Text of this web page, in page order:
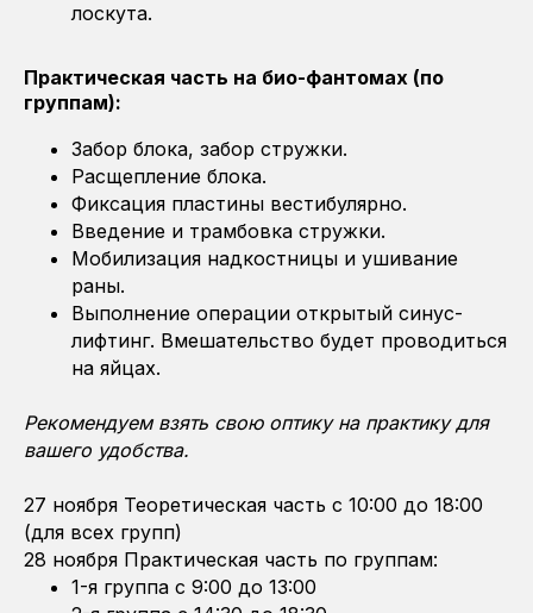
лоскута.
Практическая часть на био-фантомах (по
группам):
Забор блока, забор стружки.
Расщепление блока.
Фиксация пластины вестибулярно.
Введение и трамбовка стружки.
Мобилизация надкостницы и ушивание
раны.
Выполнение операции открытый синус-
лифтинг. Вмешательство будет проводиться
на яйцах.
Рекомендуем взять свою оптику на практику для
вашего удобства.
27 ноября Теоретическая часть с 10:00 до 18:00
(для всех групп)
28 ноября Практическая часть по группам:
1-я группа с 9:00 до 13:00